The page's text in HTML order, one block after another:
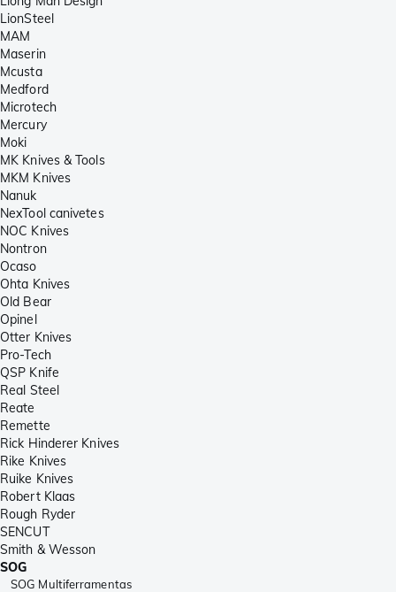
LionSteel
MAM
Maserin
Mcusta
Medford
Microtech
Mercury
Moki
MK Knives & Tools
MKM Knives
Nanuk
NexTool canivetes
NOC Knives
Nontron
Ocaso
Ohta Knives
Old Bear
Opinel
Otter Knives
Pro-Tech
QSP Knife
Real Steel
Reate
Remette
Rick Hinderer Knives
Rike Knives
Ruike Knives
Robert Klaas
Rough Ryder
SENCUT
Smith & Wesson
SOG
SOG Multiferramentas